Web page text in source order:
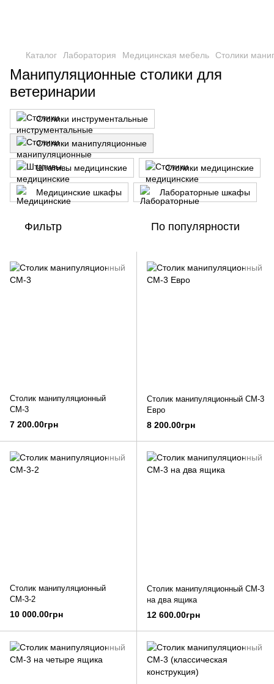
Каталог Лаборатория Медицинская мебель Столики
Манипуляционные столики для
ветеринарии
Столики инструментальные
Столики манипуляционные
Штативы медицинские Столики медицинские
Медицинские шкафы Лабораторные шкафы
Фильтр По популярности
Столик манипуляционный
СМ-3
7 200.00грн
Столик манипуляционный СМ-3
Евро
8 200.00грн
Столик манипуляционный
СМ-3-2
10 000.00грн
Столик манипуляционный СМ-3
на два ящика
12 600.00грн